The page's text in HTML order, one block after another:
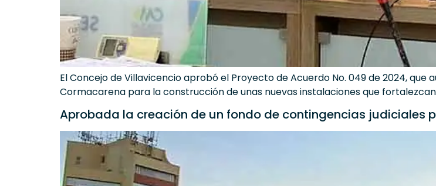
El Concejo de Villavicencio aprobó el Proyecto de Acuerdo No. 049 de 2024,
Cormacarena para la construcción de unas nuevas instalaciones que
Aprobada la creación de un fondo de contingencias judiciales